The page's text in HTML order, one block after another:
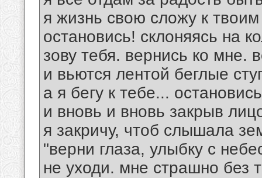
я жизнь свою сложу к твоим
остановись! склоняясь на
зову тебя. вернись ко мне.
и вьются лентой беглые
а я бегу к тебе...
и вновь и вновь закрыв
я закричу, чтоб слышала
"верни глаза, улыбку с
не уходи. мне страшно без